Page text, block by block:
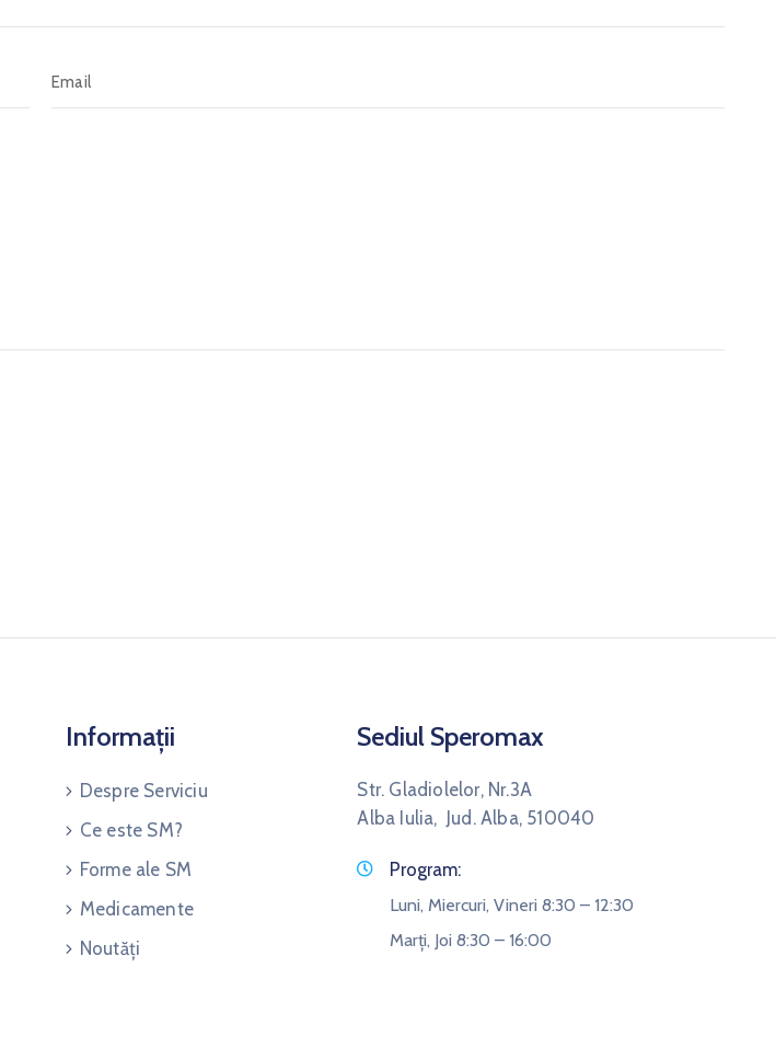
Informații
Despre Serviciu
Ce este SM?
Forme ale SM
Medicamente
Noutăți
Sediul Speromax
Str. Gladiolelor, Nr.3A
Alba Iulia, Jud. Alba, 510040
Program:
Luni, Miercuri, Vineri 8:30 – 12:30
Marți, Joi 8:30 – 16:00